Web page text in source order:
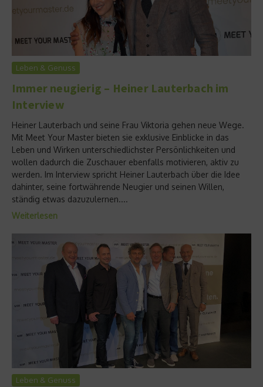
Leben & Genuss
Immer neugierig – Heiner Lauterbach im
Interview
Heiner Lauterbach und seine Frau Viktoria gehen neue Wege.
Mit Meet Your Master bieten sie exklusive Einblicke in das
Leben und Wirken unterschiedlichster Persönlichkeiten und
wollen dadurch die Zuschauer ebenfalls motivieren, aktiv zu
werden. Im Interview spricht Heiner Lauterbach über die Idee
dahinter, seine fortwährende Neugier und seinen Willen,
ständig etwas dazuzulernen....
Weiterlesen
Leben & Genuss